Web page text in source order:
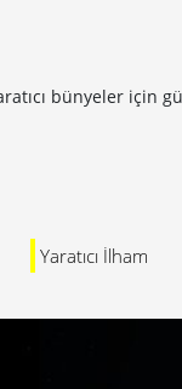
bünyeler için
Yaratıcı İlham